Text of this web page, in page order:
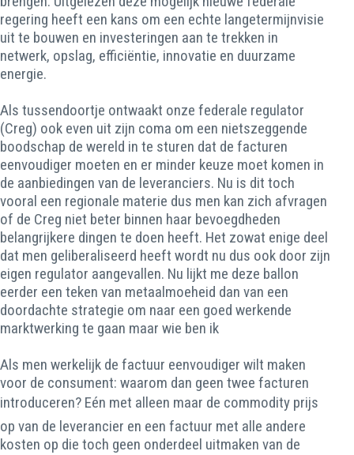
regering heeft een kans om een echte langetermijnvisie
uit te bouwen en investeringen aan te trekken in
netwerk, opslag, efficiëntie, innovatie en duurzame
energie.
Als tussendoortje ontwaakt onze federale regulator
(Creg) ook even uit zijn coma om een nietszeggende
boodschap de wereld in te sturen dat de facturen
eenvoudiger moeten en er minder keuze moet komen in
de aanbiedingen van de leveranciers. Nu is dit toch
vooral een regionale materie dus men kan zich afvragen
of de Creg niet beter binnen haar bevoegdheden
belangrijkere dingen te doen heeft. Het zowat enige deel
dat men geliberaliseerd heeft wordt nu dus ook door zijn
eigen regulator aangevallen. Nu lijkt me deze ballon
eerder een teken van metaalmoeheid dan van een
doordachte strategie om naar een goed werkende
marktwerking te gaan maar wie ben ik
Als men werkelijk de factuur eenvoudiger wilt maken
voor de consument: waarom dan geen twee facturen
introduceren? Eén met alleen maar de commodity prijs
op van de leverancier en een factuur met alle andere
kosten op die toch geen onderdeel uitmaken van de